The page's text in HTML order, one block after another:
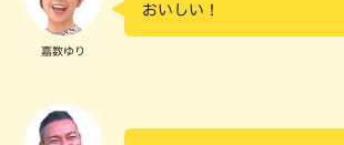
嘉数ゆり
おいしい！